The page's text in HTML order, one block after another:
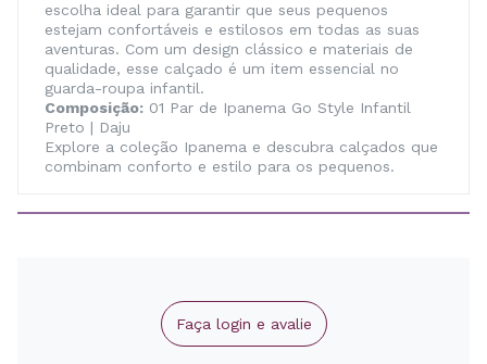
escolha ideal para garantir que seus pequenos
estejam confortáveis e estilosos em todas as suas
aventuras. Com um design clássico e materiais de
qualidade, esse calçado é um item essencial no
guarda-roupa infantil.
Composição: 01 Par de Ipanema Go Style Infantil
Preto | Daju
Explore a coleção Ipanema e descubra calçados que
combinam conforto e estilo para os pequenos.
Faça login e avalie